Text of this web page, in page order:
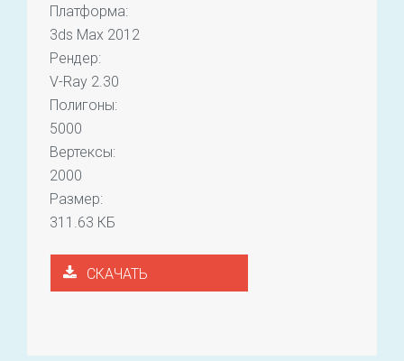
Платформа:
3ds Max 2012
Рендер:
V-Ray 2.30
Полигоны:
5000
Вертексы:
2000
Размер:
311.63 КБ
СКАЧАТЬ